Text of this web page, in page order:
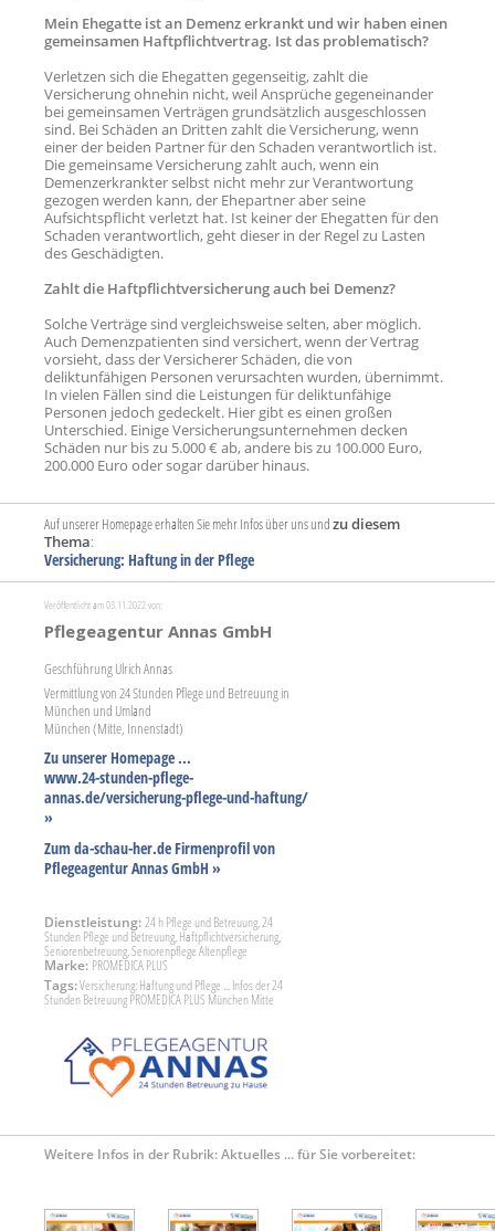
Mein Ehegatte ist an Demenz erkrankt und wir haben einen
gemeinsamen Haftpflichtvertrag. Ist das problematisch?
Verletzen sich die Ehegatten gegenseitig, zahlt die
Versicherung ohnehin nicht, weil Ansprüche gegeneinander
bei gemeinsamen Verträgen grundsätzlich ausgeschlossen
sind. Bei Schäden an Dritten zahlt die Versicherung, wenn
einer der beiden Partner für den Schaden verantwortlich ist.
Die gemeinsame Versicherung zahlt auch, wenn ein
Demenzerkrankter selbst nicht mehr zur Verantwortung
gezogen werden kann, der Ehepartner aber seine
Aufsichtspflicht verletzt hat. Ist keiner der Ehegatten für den
Schaden verantwortlich, geht dieser in der Regel zu Lasten
des Geschädigten.
Zahlt die Haftpflichtversicherung auch bei Demenz?
Solche Verträge sind vergleichsweise selten, aber möglich.
Auch Demenzpatienten sind versichert, wenn der Vertrag
vorsieht, dass der Versicherer Schäden, die von
deliktunfähigen Personen verursachten wurden, übernimmt.
In vielen Fällen sind die Leistungen für deliktunfähige
Personen jedoch gedeckelt. Hier gibt es einen großen
Unterschied. Einige Versicherungsunternehmen decken
Schäden nur bis zu 5.000 € ab, andere bis zu 100.000 Euro,
200.000 Euro oder sogar darüber hinaus.
Auf unserer Homepage erhalten Sie mehr Infos über uns undzu diesem
Thema:
Versicherung: Haftung in der Pflege
Veröffentlicht am 03.11.2022 von:
Pflegeagentur Annas GmbH
Geschführung Ulrich Annas
Vermittlung von 24 Stunden Pflege und Betreuung in
München und Umland
München (Mitte, Innenstadt)
Zu unserer Homepage ...
www.24-stunden-pflege-
annas.de/versicherung-pflege-und-haftung/
»
Zum da-schau-her.de Firmenprofil von
Pflegeagentur Annas GmbH »
Dienstleistung: 24 h Pflege und Betreuung, 24
Stunden Pflege und Betreuung, Haftpflichtversicherung,
Seniorenbetreuung, Seniorenpflege Altenpflege
Marke: PROMEDICA PLUS
Tags:Versicherung: Haftung und Pflege ... Infos der 24
Stunden Betreuung PROMEDICA PLUS München Mitte
Weitere Infos in der Rubrik: Aktuelles ... für Sie vorbereitet: